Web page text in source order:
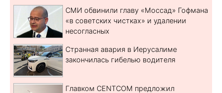
СМИ обвинили главу «Моссад» Гофмана
«в советских чистках» и удалении
несогласных
Странная авария в Иерусалиме
закончилась гибелью водителя
Главком CENTCOM предложил